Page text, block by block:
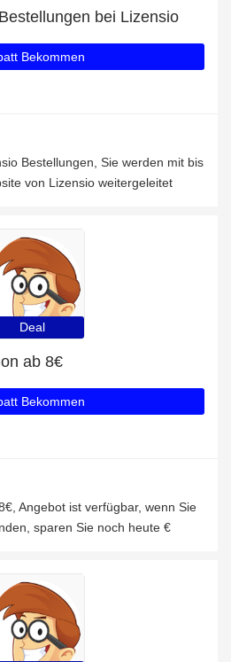
bei Lizensio
Bekommen
Bestellungen, Sie werden mit bis
von Lizensio weitergeleitet
Deal
ab 8€
Bekommen
Angebot ist verfügbar, wenn Sie
sparen Sie noch heute €